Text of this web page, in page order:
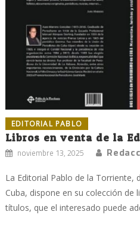
EDITORIAL PABLO
Libros en venta de la
noviembre 13, 2025
La Editorial Pablo de la Torriente,
Cuba, dispone en su colección de
títulos, que el interesado puede